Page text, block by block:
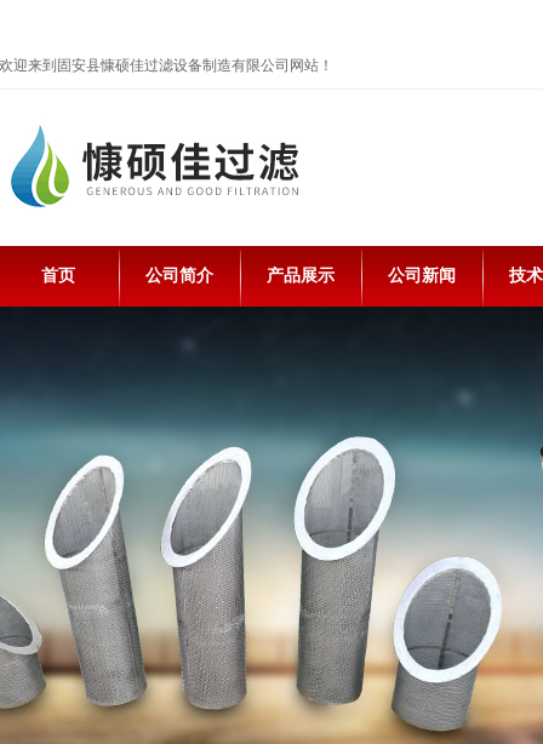
欢迎来到固安县慷硕佳过滤设备制造有限公司网站！
首页 公司简介 产品展示 公司新闻 技